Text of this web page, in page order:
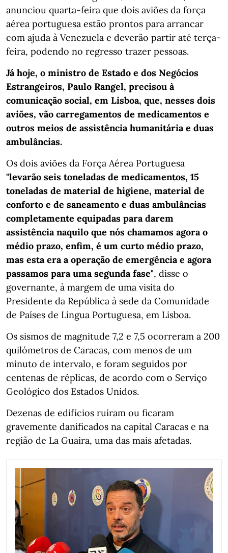
anunciou quarta-feira que dois aviões da força
aérea portuguesa estão prontos para arrancar
com ajuda à Venezuela e deverão partir até terça-
feira, podendo no regresso trazer pessoas.
Já hoje, o ministro de Estado e dos Negócios
Estrangeiros, Paulo Rangel, precisou à
comunicação social, em Lisboa, que, nesses dois
aviões, vão carregamentos de medicamentos e
outros meios de assistência humanitária e duas
ambulâncias.
Os dois aviões da Força Aérea Portuguesa
"levarão seis toneladas de medicamentos, 15
toneladas de material de higiene, material de
conforto e de saneamento e duas ambulâncias
completamente equipadas para darem
assistência naquilo que nós chamamos agora o
médio prazo, enfim, é um curto médio prazo,
mas esta era a operação de emergência e agora
passamos para uma segunda fase", disse o
governante, à margem de uma visita do
Presidente da República à sede da Comunidade
de Países de Língua Portuguesa, em Lisboa.
Os sismos de magnitude 7,2 e 7,5 ocorreram a 200
quilómetros de Caracas, com menos de um
minuto de intervalo, e foram seguidos por
centenas de réplicas, de acordo com o Serviço
Geológico dos Estados Unidos.
Dezenas de edifícios ruíram ou ficaram
gravemente danificados na capital Caracas e na
região de La Guaira, uma das mais afetadas.